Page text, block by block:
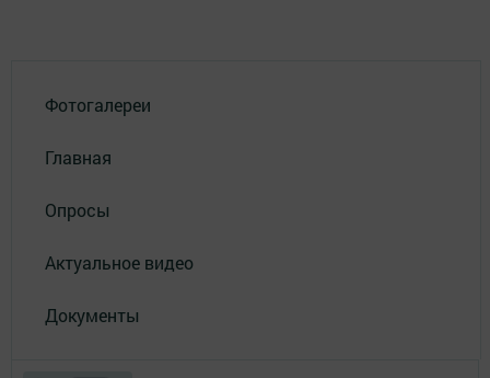
Фотогалереи
Главная
Опросы
Актуальное видео
Документы